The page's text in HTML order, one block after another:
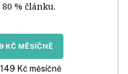
80 % článku.
KČ MĚSÍČNĚ
Kč měsíčně